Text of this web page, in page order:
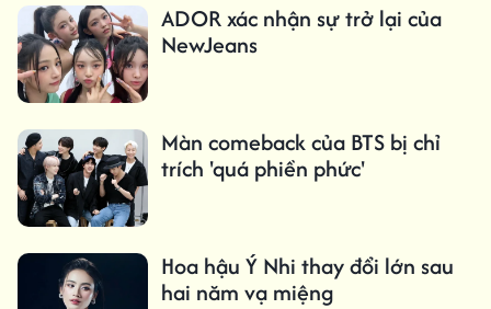
ADOR xác nhận sự trở lại của
NewJeans
Màn comeback của BTS bị chỉ
trích 'quá phiền phức'
Hoa hậu Ý Nhi thay đổi lớn sau
hai năm vạ miệng